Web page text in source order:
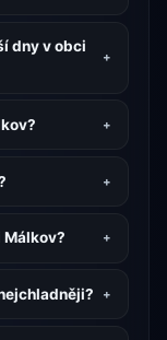
dny v obci